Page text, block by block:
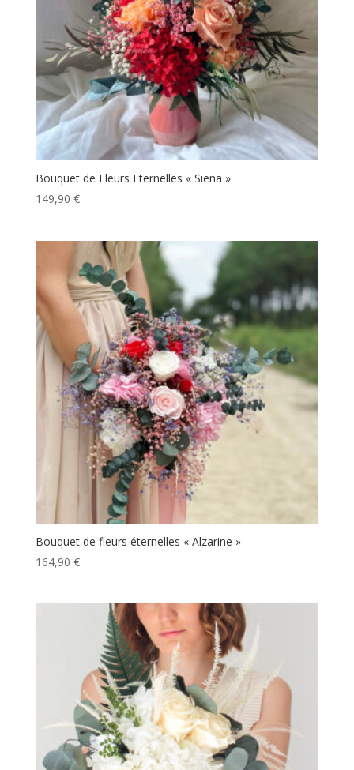
Bouquet de Fleurs Eternelles « Siena »
149,90 €
Bouquet de fleurs éternelles « Alzarine »
164,90 €